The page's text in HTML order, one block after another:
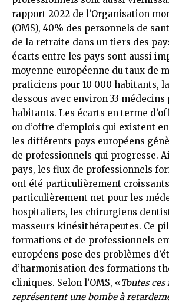
rapport 2022 de l’Organisation
(OMS), 40% des personnels de
de la retraite dans un tiers des
écarts entre les pays sont aussi
moyenne européenne du taux de
praticiens pour 10 000 habitants,
dessous avec environ 33 médecins
habitants. Les écarts en terme
ou d’offre d’emplois qui existent
les différents pays européens
de professionnels qui progresse.
pays, les flux de professionnels
ont été particulièrement
particulièrement net pour les
hospitaliers, les chirurgiens
masseurs kinésithérapeutes. Ce
formations et de professionnels
européens pose des problèmes
d’harmonisation des formations
cliniques. Selon l’OMS, «Toutes ces
représentent une bombe à